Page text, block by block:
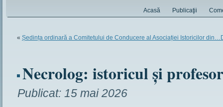
Acasă Publicaţii
« Ședința ordinară a Comitetului de Conducere al Asociației Istoricilor din…
Necrolog: istoricul și
Publicat: 15 mai 2026